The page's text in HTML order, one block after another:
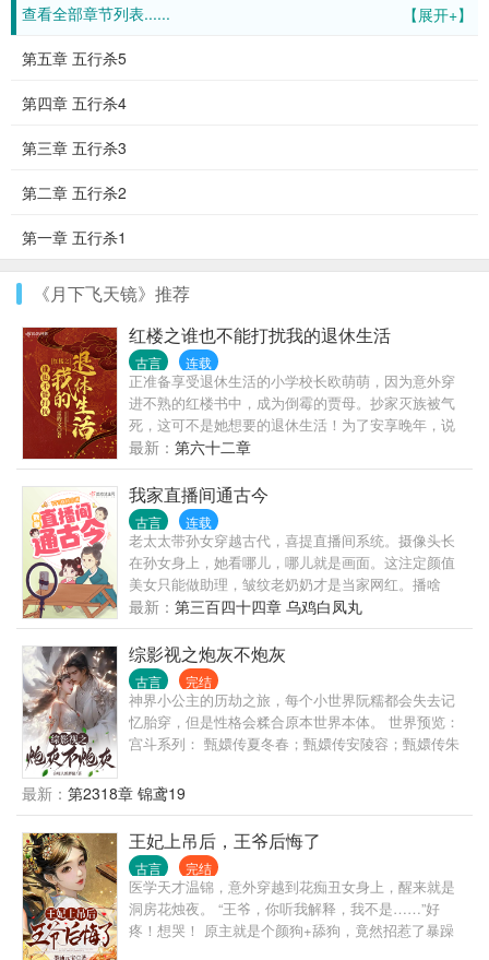
【展开+】
查看全部章节列表......
第五章 五行杀5
第四章 五行杀4
第三章 五行杀3
第二章 五行杀2
第一章 五行杀1
《月下飞天镜》推荐
红楼之谁也不能打扰我的退休生活
古言 连载
正准备享受退休生活的小学校长欧萌萌，因为意外穿
进不熟的红楼书中，成为倒霉的贾母。抄家灭族被气
死，这可不是她想要的退休生活！为了安享晚年，说
不得她还要重操旧业，好好让这一家子的九漏鱼卷起
来！说白了，就是一个教育工作者为了咸鱼躺，不得
不在古代鸡娃的职业史。
最新： 第六十二章
我家直播间通古今
古言 连载
老太太带孙女穿越古代，喜提直播间系统。摄像头长
在孙女身上，她看哪儿，哪儿就是画面。这注定颜值
美女只能做助理，皱纹老奶奶才是当家网红。播啥
呢？穷到尿血，为口吃的都得勒紧裤腰带骂街掐架，
上打尖心眼老头，下踢隔壁村老太，一套王八拳呼风
唤雨所向披靡。后来厉害了，水灾兵祸匪患，挖渠基
建积粮，祖孙俩带领直播间老铁，建设古代农村梦想
家园。
最新： 第三百四十四章 乌鸡白凤丸
综影视之炮灰不炮灰
古言 完结
神界小公主的历劫之旅，每个小世界阮糯都会失去记
忆胎穿，但是性格会糅合原本世界本体。 世界预览：
宫斗系列： 甄嬛传夏冬春；甄嬛传安陵容；甄嬛传朱
王后；美人心计紫苏； 宫心计钱飞燕；宫心计万宝贤
······ 民国系列： 乱世佳人贺美馨 烽火佳人青萍 嫁入
豪门沈盈娣 ······ 现代系列： 我的人间烟火叶子 ······
仙侠系列： 三生三世十里桃花素锦 三生三世十里桃花
小巴蛇 天札之白蛇传说原创小花精阮糯 琉璃原创小仓
鼠软糯 ······· 其它系列： ······ 批注：顺序不定；篇幅
不定
最新： 第2318章 锦鸢19
王妃上吊后，王爷后悔了
古言 完结
医学天才温锦，意外穿越到花痴丑女身上，醒来就是
洞房花烛夜。 “王爷，你听我解释，我不是……”好
疼！想哭！ 原主就是个颜狗+舔狗，竟然招惹了暴躁